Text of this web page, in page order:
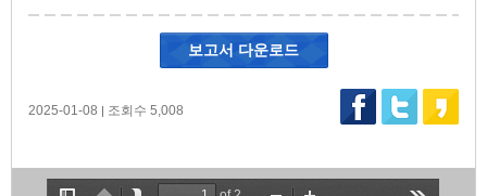
2025-01-08 | 조회수 5,008
보고서 다운로드